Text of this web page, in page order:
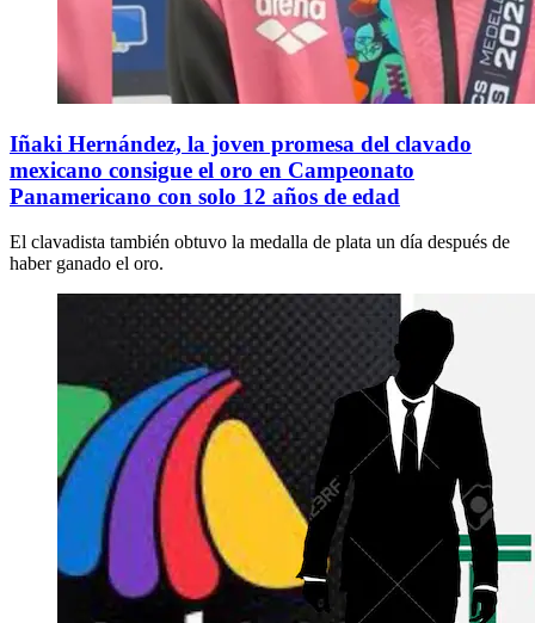
Iñaki Hernández, la joven promesa del clavado
mexicano consigue el oro en Campeonato
Panamericano con solo 12 años de edad
El clavadista también obtuvo la medalla de plata un día después de
haber ganado el oro.